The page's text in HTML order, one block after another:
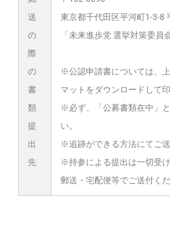
送
の
際
の
書
類
提
出
先
東京都千代田区平河町1-3-8
「未来進歩党 選挙対策委員
※公認申請書については、
マットをダウンロードして
※必ず、「公募書類在中」
い。
※追跡ができる方法にてご送
※持参による提出は一切受
郵送・宅配便等でご送付くだ